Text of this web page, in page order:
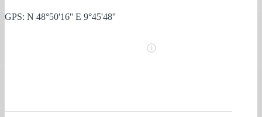
GPS: N 48°50'16'' E 9°45'48''